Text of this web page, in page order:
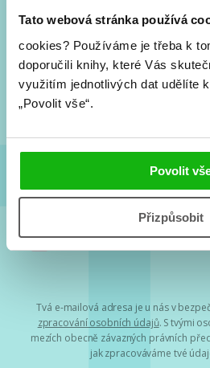
Tato webová stránka používá
cookies? Používáme je třeba k
doporučili knihy, které Vás
využitím jednotlivých dat udělíte
„Povolit vše“.
Povolit
Přizpůsobit
Vše kolem #youngadult každý
Nové knihy, co se chystá, kvízy,
a seriálové
Souhlasím spodmínkami
Tvá e-mailová adresa je u nás v
zpracování osobních údajů. S tvými
mezích obecně závazných právních
jak zpracováváme tvé